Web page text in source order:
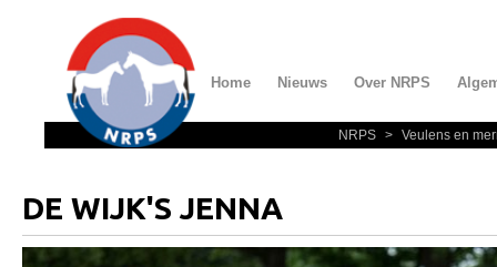
Home Nieuws Over NRPS
Over NRPS
Bestuur NRPS
NRPS > Veulens en
DE WIJK'S JENNA